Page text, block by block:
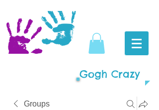
Gogh Crazy
Groups